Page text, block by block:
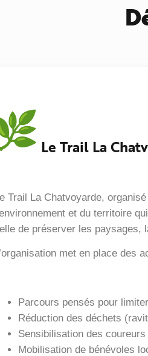
Le Trail La
Trail La Chatvoyarde,
et du territoire
de préserver les paysages,
met en place des
Parcours pensés pour
Réduction des déchets
Sensibilisation des
Mobilisation de bénévoles